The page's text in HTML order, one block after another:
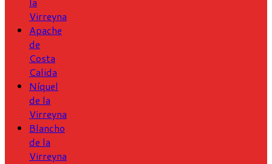
Virreyna
Apache
de
Costa
Calida
Níquel
de la
Virreyna
Blancho
de la
Virreyna